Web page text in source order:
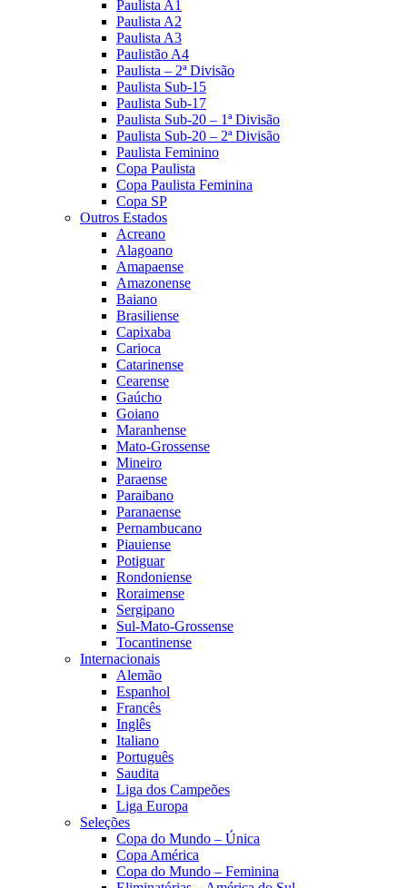
Paulista A1
Paulista A2
Paulista A3
Paulistão A4
Paulista – 2ª Divisão
Paulista Sub-15
Paulista Sub-17
Paulista Sub-20 – 1ª Divisão
Paulista Sub-20 – 2ª Divisão
Paulista Feminino
Copa Paulista
Copa Paulista Feminina
Copa SP
Outros Estados
Acreano
Alagoano
Amapaense
Amazonense
Baiano
Brasiliense
Capixaba
Carioca
Catarinense
Cearense
Gaúcho
Goiano
Maranhense
Mato-Grossense
Mineiro
Paraense
Paraibano
Paranaense
Pernambucano
Piauiense
Potiguar
Rondoniense
Roraimense
Sergipano
Sul-Mato-Grossense
Tocantinense
Internacionais
Alemão
Espanhol
Francês
Inglês
Italiano
Português
Saudita
Liga dos Campeões
Liga Europa
Seleções
Copa do Mundo – Única
Copa América
Copa do Mundo – Feminina